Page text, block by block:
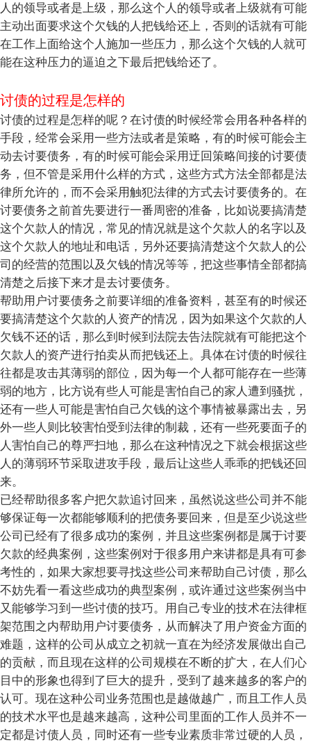
人的领导或者是上级，那么这个人的领导或者上级就有可能
主动出面要求这个欠钱的人把钱给还上，否则的话就有可能
在工作上面给这个人施加一些压力，那么这个欠钱的人就可
能在这种压力的逼迫之下最后把钱给还了。
讨债的过程是怎样的
讨债的过程是怎样的呢？在讨债的时候经常会用各种各样的
手段，经常会采用一些方法或者是策略，有的时候可能会主
动去讨要债务，有的时候可能会采用迂回策略间接的讨要债
务，但不管是采用什么样的方式，这些方式方法全部都是法
律所允许的，而不会采用触犯法律的方式去讨要债务的。在
讨要债务之前首先要进行一番周密的准备，比如说要搞清楚
这个欠款人的情况，常见的情况就是这个欠款人的名字以及
这个欠款人的地址和电话，另外还要搞清楚这个欠款人的公
司的经营的范围以及欠钱的情况等等，把这些事情全部都搞
清楚之后接下来才是去讨要债务。
帮助用户讨要债务之前要详细的准备资料，甚至有的时候还
要搞清楚这个欠款的人资产的情况，因为如果这个欠款的人
欠钱不还的话，那么到时候到法院去告法院就有可能把这个
欠款人的资产进行拍卖从而把钱还上。具体在讨债的时候往
往都是攻击其薄弱的部位，因为每一个人都可能存在一些薄
弱的地方，比方说有些人可能是害怕自己的家人遭到骚扰，
还有一些人可能是害怕自己欠钱的这个事情被暴露出去，另
外一些人则比较害怕受到法律的制裁，还有一些死要面子的
人害怕自己的尊严扫地，那么在这种情况之下就会根据这些
人的薄弱环节采取进攻手段，最后让这些人乖乖的把钱还回
来。
已经帮助很多客户把欠款追讨回来，虽然说这些公司并不能
够保证每一次都能够顺利的把债务要回来，但是至少说这些
公司已经有了很多成功的案例，并且这些案例都是属于讨要
欠款的经典案例，这些案例对于很多用户来讲都是具有可参
考性的，如果大家想要寻找这些公司来帮助自己讨债，那么
不妨先看一看这些成功的典型案例，或许通过这些案例当中
又能够学习到一些讨债的技巧。用自己专业的技术在法律框
架范围之内帮助用户讨要债务，从而解决了用户资金方面的
难题，这样的公司从成立之初就一直在为经济发展做出自己
的贡献，而且现在这样的公司规模在不断的扩大，在人们心
目中的形象也得到了巨大的提升，受到了越来越多的客户的
认可。现在这种公司业务范围也是越做越广，而且工作人员
的技术水平也是越来越高，这种公司里面的工作人员并不一
定都是讨债人员，同时还有一些专业素质非常过硬的人员，